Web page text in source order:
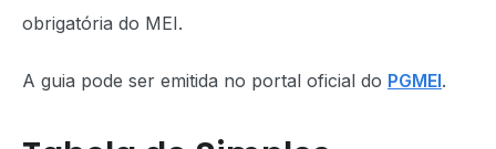
obrigatória do MEI.
A guia pode ser emitida no portal oficial do PGMEI.